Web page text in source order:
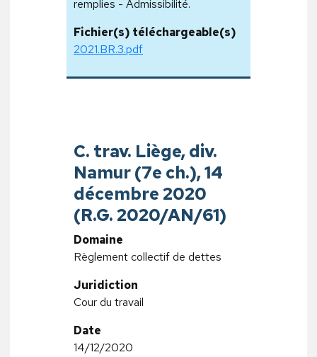
remplies - Admissibilité.
Fichier(s) téléchargeable(s)
2021.BR.3.pdf
C. trav. Liège, div.
Namur (7e ch.), 14
décembre 2020
(R.G. 2020/AN/61)
Domaine
Règlement collectif de dettes
Juridiction
Cour du travail
Date
14/12/2020